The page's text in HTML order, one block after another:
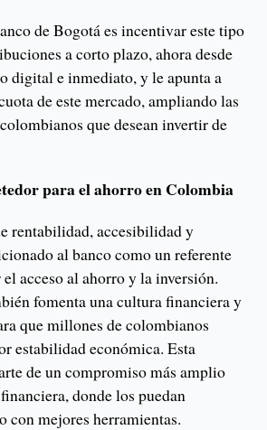
de Bogotá es incentivar este tipo
a corto plazo, ahora desde
digital e inmediato, y le apunta a
de este mercado, ampliando las
que desean invertir de
para el ahorro en Colombia
rentabilidad, accesibilidad y
al banco como un referente
acceso al ahorro y la inversión.
fomenta una cultura financiera y
que millones de colombianos
estabilidad económica. Esta
de un compromiso más amplio
donde los puedan
con mejores herramientas.